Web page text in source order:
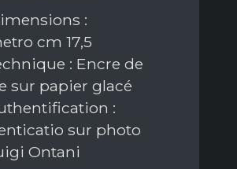
:
cm 17,5
: Encre de
sur papier glacé
:
sur photo
Ontani